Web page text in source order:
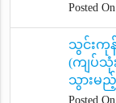
Posted
သွင်းကုန်
(ကျပ်သုံ
သွားမည့်
Posted